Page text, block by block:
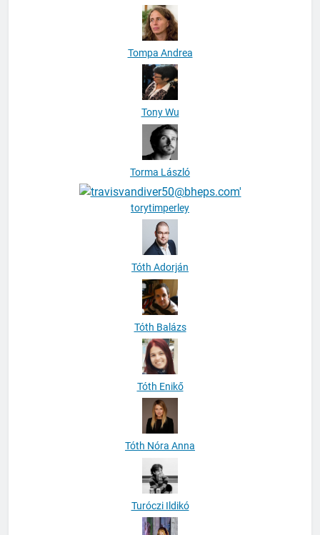
Tompa Andrea
Tony Wu
Torma László
Tóth Adorján
Tóth Balázs
Tóth Enikő
Tóth Nóra Anna
Turóczi Ildikó